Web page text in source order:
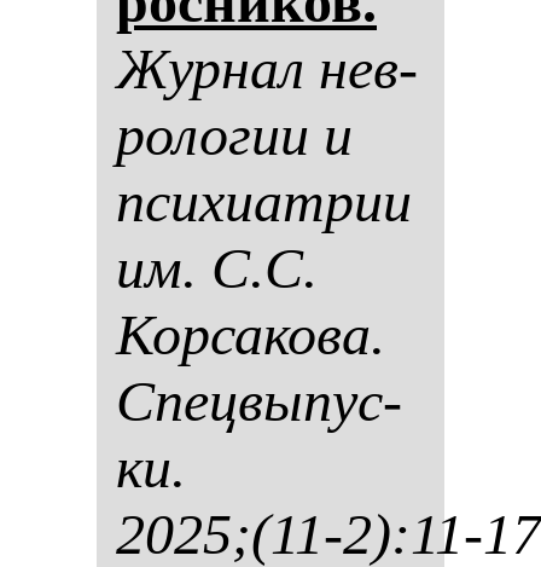
Жур­нал нев­
ро­ло­гии и
пси­хи­ат­рии
им. С.С.
Кор­са­ко­ва.
Спец­вы­пус­
ки.
2025;(11-2):11-17